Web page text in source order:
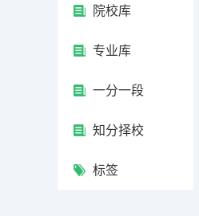
院校库
专业库
一分一段
知分择校
标签